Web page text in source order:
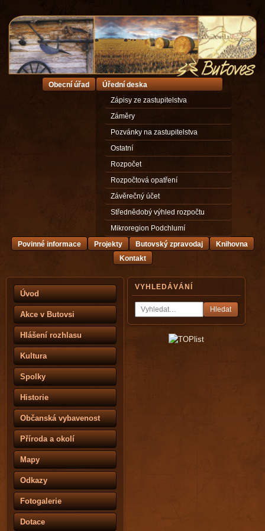
Úvod
Akce v Butovsi
Hlášení rozhlasu
Kultura
Spolky
Historie
Občanská vybavenost
Příroda a okolí
Mapy
Odkazy
Fotogalerie
Dotace
VYHLEDÁVÁNÍ
Hledat
Obecní úřad
Úřední deska
Zápisy ze zastupitelstva
Záměry
Pozvánky na zastupitelstva
Ostatní
Rozpočet
Rozpočtová opatření
Závěrečný účet
Střednědobý výhled rozpočtu
Mikroregion Podchlumí
Povinné informace
Projekty Butovský zpravodaj
Knihovna
Kontakt